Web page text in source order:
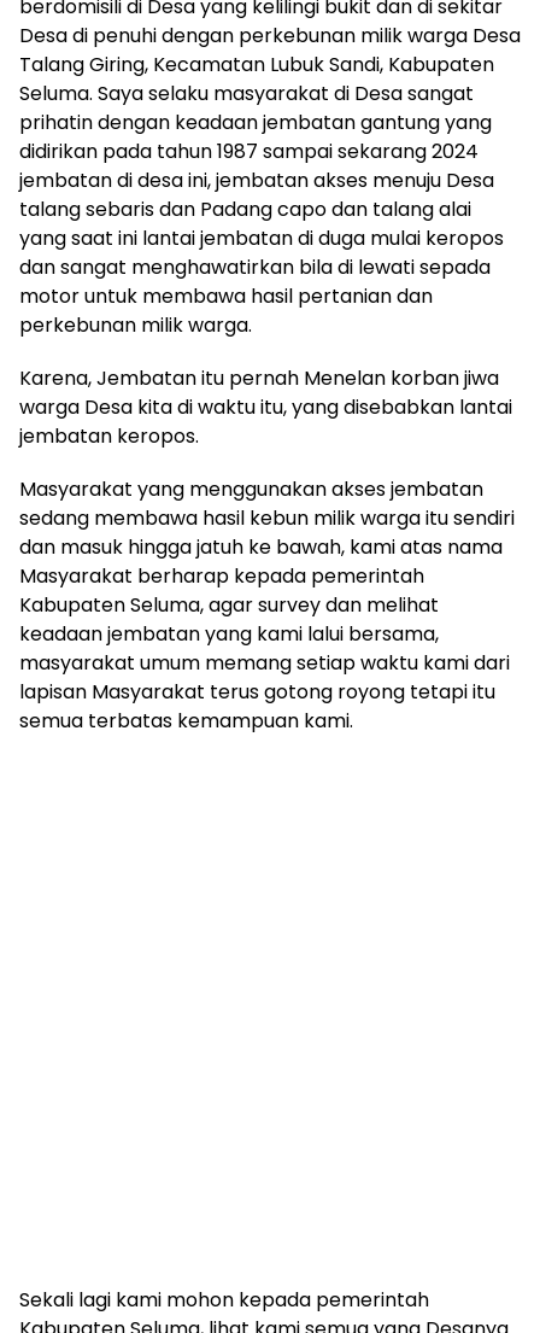
berdomisili di Desa yang kelilingi bukit dan di sekitar
Desa di penuhi dengan perkebunan milik warga Desa
Talang Giring, Kecamatan Lubuk Sandi, Kabupaten
Seluma. Saya selaku masyarakat di Desa sangat
prihatin dengan keadaan jembatan gantung yang
didirikan pada tahun 1987 sampai sekarang 2024
jembatan di desa ini, jembatan akses menuju Desa
talang sebaris dan Padang capo dan talang alai
yang saat ini lantai jembatan di duga mulai keropos
dan sangat menghawatirkan bila di lewati sepada
motor untuk membawa hasil pertanian dan
perkebunan milik warga.
Karena, Jembatan itu pernah Menelan korban jiwa
warga Desa kita di waktu itu, yang disebabkan lantai
jembatan keropos.
Masyarakat yang menggunakan akses jembatan
sedang membawa hasil kebun milik warga itu sendiri
dan masuk hingga jatuh ke bawah, kami atas nama
Masyarakat berharap kepada pemerintah
Kabupaten Seluma, agar survey dan melihat
keadaan jembatan yang kami lalui bersama,
masyarakat umum memang setiap waktu kami dari
lapisan Masyarakat terus gotong royong tetapi itu
semua terbatas kemampuan kami.
Sekali lagi kami mohon kepada pemerintah